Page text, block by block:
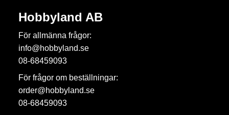
Hobbyland AB
För allmänna frågor:
info@hobbyland.se
08-68459093
För frågor om beställningar:
order@hobbyland.se
08-68459093